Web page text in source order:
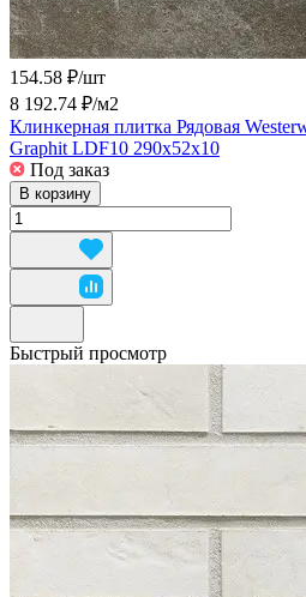
154.58 ₽/шт
8 192.74 ₽/м2
Клинкерная плитка Рядовая
Graphit LDF10 290x52x10
Под заказ
В корзину
Быстрый просмотр